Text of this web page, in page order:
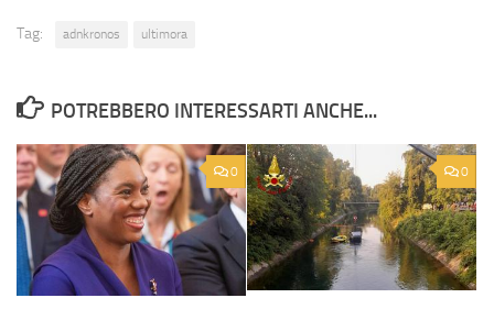
Tag: adnkronos ultimora
POTREBBERO INTERESSARTI ANCHE...
0 0